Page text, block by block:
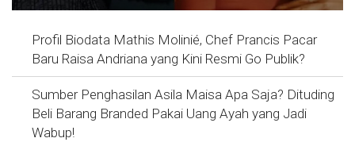
Profil Biodata Mathis Molinié, Chef Prancis Pacar
Baru Raisa Andriana yang Kini Resmi Go Publik?
Sumber Penghasilan Asila Maisa Apa Saja? Dituding
Beli Barang Branded Pakai Uang Ayah yang Jadi
Wabup!